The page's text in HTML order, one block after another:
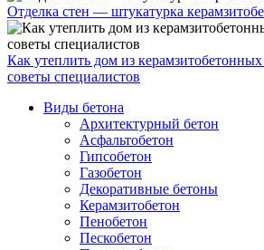
Отделка стен — штукатурка
Как утеплить дом из
советы специалистов
Виды бетона
Архитектурный бетон
Асфальтобетон
Гипсобетон
Газобетон
Декоративные бетоны
Керамзитобетон
Пенобетон
Пескобетон